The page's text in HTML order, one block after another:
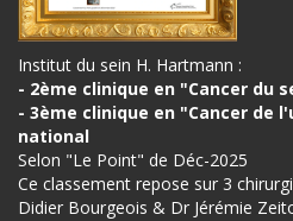
Institut du sein H. Hartmann :
- 2ème clinique en "Cancer du
- 3ème clinique en "Cancer de
national
Selon "Le Point" de Déc-2025
Ce classement repose sur 3
Didier Bourgeois & Dr Jérémie